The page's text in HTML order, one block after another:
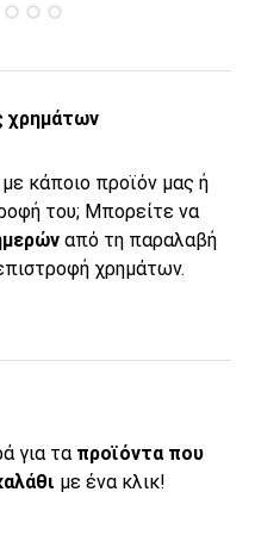
χρημάτων
κάποιο προϊόν μας ή
του; Μπορείτε να
από τη παραλαβή
χρημάτων.
για τα προϊόντα που
με ένα κλικ!